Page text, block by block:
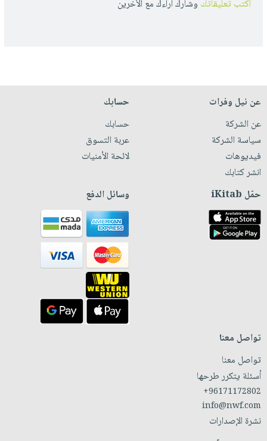
أكتب تعليقاتك وشارك أراءك مع الأخرين
عن نيل وفرات
عن الشركة
سياسة الشركة
فيديوهات
انشر كتابك
حسابك
حسابك
عربة التسوق
لائحة الأمنيات
حمّل iKitab وسائل الدفع
تواصل معنا
تواصل معنا
أسئلة يتكرر طرحها
+96171172802
info@nwf.com
نشرة الإصدارات